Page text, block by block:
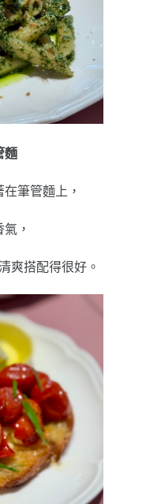
麵
筆管麵上，
，
爽搭配得很好。